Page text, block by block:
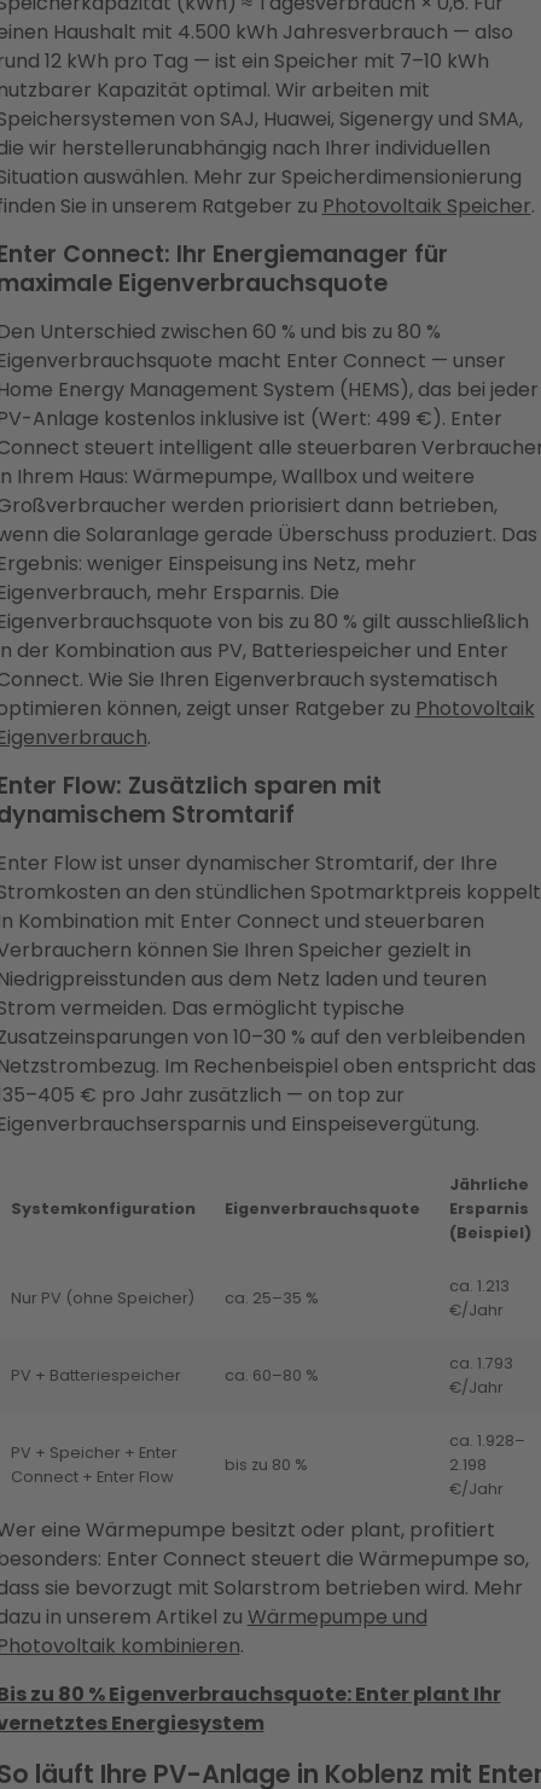
Haushalt mit 4.500 kWh Jahresverbrauch — also
12 kWh pro Tag — ist ein Speicher mit 7–10 kWh
Kapazität optimal. Wir arbeiten mit
von SAJ, Huawei, Sigenergy und SMA,
wir herstellerunabhängig nach Ihrer individuellen
auswählen. Mehr zur Speicherdimensionierung
Sie in unserem Ratgeber zu Photovoltaik Speicher.
Connect: Ihr Energiemanager für
Eigenverbrauchsquote
Unterschied zwischen 60 % und bis zu 80 %
macht Enter Connect — unser
Energy Management System (HEMS), das bei jeder
Anlage kostenlos inklusive ist (Wert: 499 €). Enter
steuert intelligent alle steuerbaren
Ihrem Haus: Wärmepumpe, Wallbox und weitere
werden priorisiert dann betrieben,
die Solaranlage gerade Überschuss produziert. Das
weniger Einspeisung ins Netz, mehr
mehr Ersparnis. Die
von bis zu 80 % gilt ausschließlich
der Kombination aus PV, Batteriespeicher und Enter
Wie Sie Ihren Eigenverbrauch systematisch
können, zeigt unser Ratgeber zu Photovoltaik
.
Flow: Zusätzlich sparen mit
Stromtarif
Flow ist unser dynamischer Stromtarif, der Ihre
an den stündlichen Spotmarktpreis
Kombination mit Enter Connect und steuerbaren
können Sie Ihren Speicher gezielt in
aus dem Netz laden und teuren
vermeiden. Das ermöglicht typische
von 10–30 % auf den verbleibenden
Im Rechenbeispiel oben entspricht das
€ pro Jahr zusätzlich — on top zur
und Einspeisevergütung.
Systemkonfiguration Eigenverbrauchsquote
Jährliche
Ersparnis
(Beispiel)
Nur PV (ohne Speicher) ca. 25–35 %
ca. 1.213
€/Jahr
PV + Batteriespeicher ca. 60–80 %
ca. 1.793
€/Jahr
PV + Speicher + Enter
Connect + Enter Flow
bis zu 80 %
ca. 1.928–
2.198
€/Jahr
eine Wärmepumpe besitzt oder plant, profitiert
Enter Connect steuert die Wärmepumpe so,
sie bevorzugt mit Solarstrom betrieben wird. Mehr
in unserem Artikel zu Wärmepumpe und
kombinieren.
zu 80 % Eigenverbrauchsquote: Enter plant Ihr
Energiesystem
läuft Ihre PV-Anlage in Koblenz mit